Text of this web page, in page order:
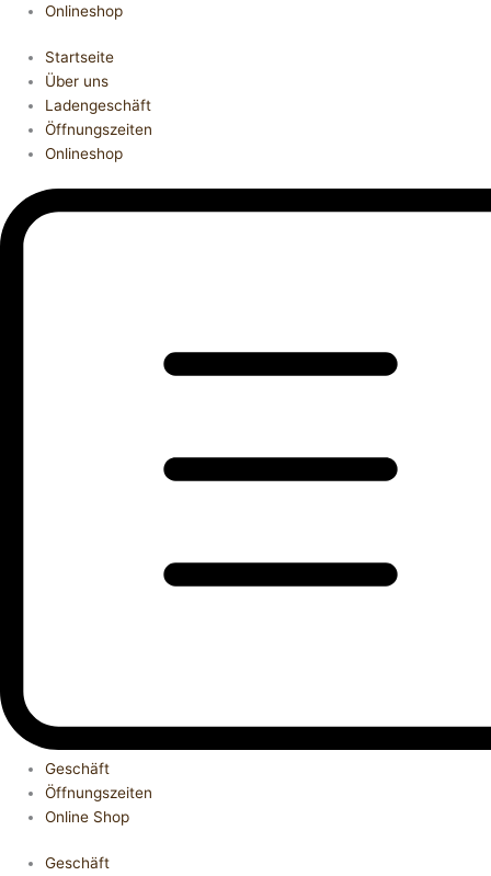
Onlineshop
Startseite
Über uns
Ladengeschäft
Öffnungszeiten
Onlineshop
Geschäft
Öffnungszeiten
Online Shop
Geschäft